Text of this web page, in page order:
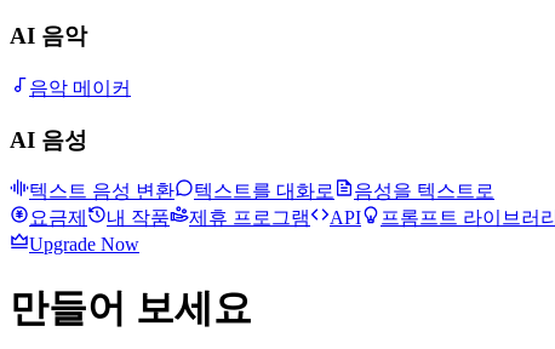
AI 음악
음악 메이커
AI 음성
텍스트 음성 변환 텍스트를 대화로
음성을 텍스트로
요금제
내 작품 제휴 프로그램 API
프롬프트 라이브러리
Upgrade Now
만들어 보세요